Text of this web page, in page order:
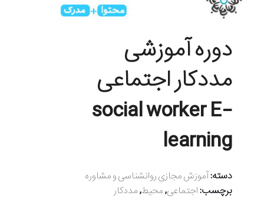
دوره آموزشی
مددکار اجتماعی
social worker E-
learning
دسته:آموزش مجازی روانشناسی و مشاوره
برچسب:اجتماعی,محیط,مددکار